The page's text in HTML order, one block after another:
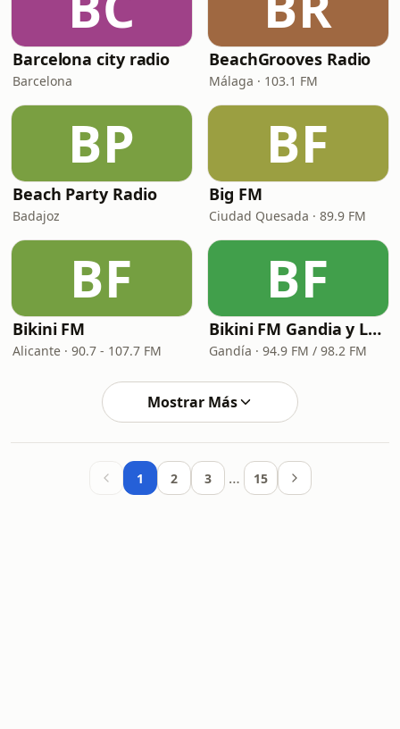
Barcelona city radio
Barcelona
BeachGrooves Radio
Málaga · 103.1 FM
BP
Beach Party Radio
Badajoz
BF
Big FM
Ciudad Quesada · 89.9 FM
BF
Bikini FM
Alicante · 90.7 - 107.7 FM
BF
Bikini FM Gandia y La Safor
Gandía · 94.9 FM / 98.2 FM
Mostrar Más
1 2 3 … 15